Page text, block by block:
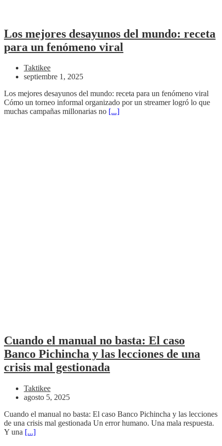
Los mejores desayunos del mundo: receta
para un fenómeno viral
Taktikee
septiembre 1, 2025
Los mejores desayunos del mundo: receta para un fenómeno viral
Cómo un torneo informal organizado por un streamer logró lo que
muchas campañas millonarias no [...]
Cuando el manual no basta: El caso
Banco Pichincha y las lecciones de una
crisis mal gestionada
Taktikee
agosto 5, 2025
Cuando el manual no basta: El caso Banco Pichincha y las lecciones
de una crisis mal gestionada Un error humano. Una mala respuesta.
Y una [...]